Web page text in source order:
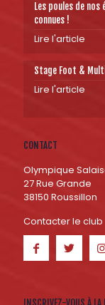
Les poules de
connues !
Lire l'article
Stage Foot &
Lire l'article
CONTACT
Olympique
27 Rue Grande
38150 Roussillon
Contacter le club